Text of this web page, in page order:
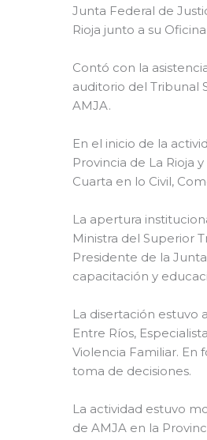
Junta Federal de
Rioja junto a su
Contó con la
auditorio del Tribunal
AMJA.
En el inicio de la
Provincia de La Rioja
Cuarta en lo Civil,
La apertura
Ministra del Superior
Presidente de la
capacitación y
La disertación estuvo
Entre Ríos,
Violencia Familiar. En
toma de decisiones.
La actividad estuvo
de AMJA en la